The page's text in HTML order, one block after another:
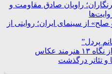
راویان صادق مقاومت و
از سینمای ایران؛ روایتی از
پردل”
عکاس
و تئاتر درگذشت